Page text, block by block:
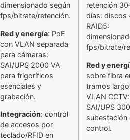
dimensionado según
fps/bitrate/retención.
Red y energía: PoE
con VLAN separada
para cámaras:
SAI/UPS 2000 VA
para frigoríficos
esenciales y
grabación.
Integración: control
de accesos por
teclado/RFID en
retención
días: discos
RAID5:
fps/bitrate/
Red y
sobre fibra
tramos
VLAN CCTV:
SAI/UPS
subestación
control.